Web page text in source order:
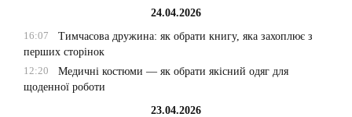
24.04.2026
16:07
Тимчасова дружина: як обрати книгу, яка захоплює з
перших сторінок
12:20
Медичні костюми — як обрати якісний одяг для
щоденної роботи
23.04.2026